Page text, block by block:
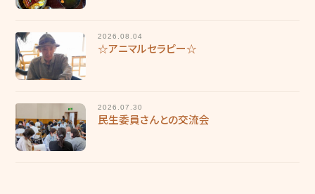
輝き★職員インタビュー【保育士】
採用エントリー
研修センターについて
福利厚生
働く環境
2026.08.04
☆アニマルセラピー☆
2026.07.30
民生委員さんとの交流会